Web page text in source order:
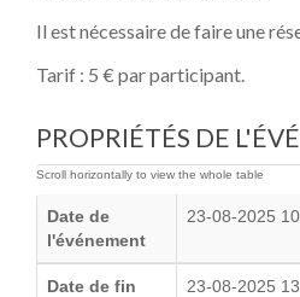
Il est nécessaire de faire une
Tarif : 5 € par participant.
PROPRIÉTÉS DE
Date de
l'événement
23-08-2025
Date de fin 23-08-2025